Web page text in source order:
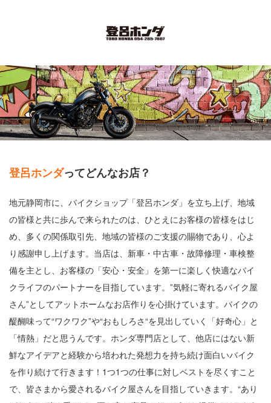
登呂ホンダってどんなお店？
地元静岡市に、バイクショップ「登呂ホンダ」を立ち上げ、地域
の皆様と共に歩んで来られたのは、ひとえにお客様の皆様をはじ
め、多くの関係取引先、地域の皆様のご支援の賜物であり、心よ
り感謝申し上げます。当店は、新車・中古車・故障修理・車検整
備を主とし、お客様の「安心・安全」を第一に楽しく快適なバイ
クライフのパートナーを目指しています。”気軽に寄れるバイク屋
さん”としてアットホームなお店作りを心掛けています。バイクの
醍醐味って“ワクワク”や“おもしろさ“を見出していく「好奇心」と
「情熱」だと思うんです。ホンダ専門店として、他店にはない新
鮮なアイデアと経験から培われた発想力を持ち続け面白いバイク
を作り続けて行きます！1つ1つの仕事に対しベストを尽くすこと
で、皆さまから愛されるバイク屋さんを目指していきます。“あり
ホーム
取扱車輌一覧
インスタグラム
お知らせ
スタッフ紹介
店舗案内
お問い合わせ